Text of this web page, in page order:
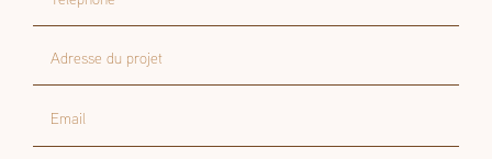
Adresse du projet
Email